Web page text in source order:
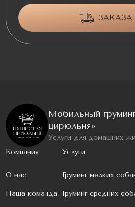
Мобильный
цирюльня»
Услуги для домашних
Компания
О нас
Наша команда
Услуги
Груминг мелких
Груминг средних